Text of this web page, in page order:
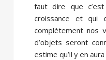
faut dire que
croissance et qui
complètement nos
d’objets seront
estime qu’il y en